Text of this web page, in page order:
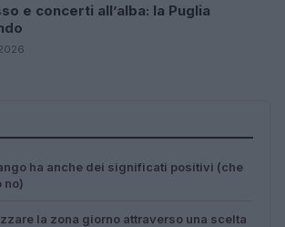
e concerti all’alba: la Puglia
ha anche dei significati positivi (che
no)
la zona giorno attraverso una scelta